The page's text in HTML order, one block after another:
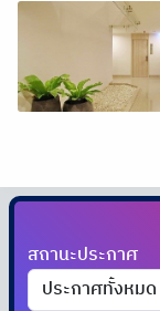
สถานะประกาศ